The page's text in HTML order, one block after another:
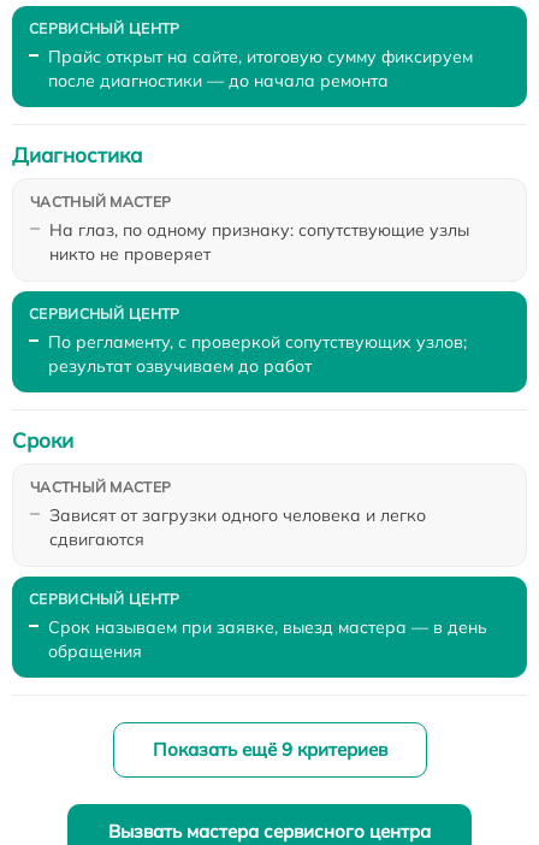
Прайс открыт на сайте, итоговую сумму фиксируем
после диагностики — до начала ремонта
На глаз, по одному признаку: сопутствующие узлы
никто не проверяет
Диагностика
По регламенту, с проверкой сопутствующих узлов;
результат озвучиваем до работ
Зависят от загрузки одного человека и легко
сдвигаются
Сроки
Срок называем при заявке, выезд мастера — в день
обращения
Показать ещё 9 критериев
Вызвать мастера сервисного центра